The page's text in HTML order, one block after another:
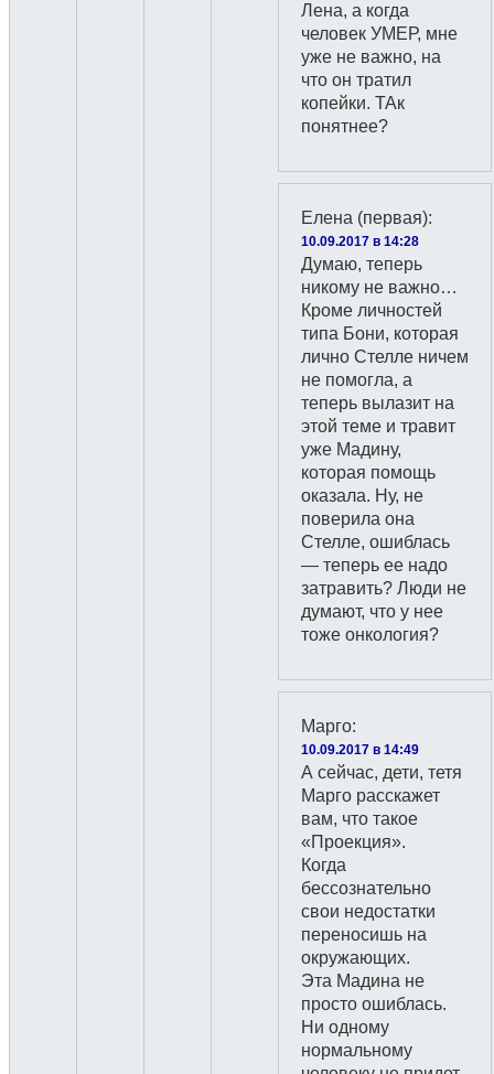
Лена, а когда
человек УМЕР, мне
уже не важно, на
что он тратил
копейки. ТАк
понятнее?
Елена (первая):
10.09.2017 в 14:28
Думаю, теперь
никому не важно…
Кроме личностей
типа Бони, которая
лично Стелле ничем
не помогла, а
теперь вылазит на
этой теме и травит
уже Мадину,
которая помощь
оказала. Ну, не
поверила она
Стелле, ошиблась
— теперь ее надо
затравить? Люди не
думают, что у нее
тоже онкология?
Марго:
10.09.2017 в 14:49
А сейчас, дети, тетя
Марго расскажет
вам, что такое
«Проекция».
Когда
бессознательно
свои недостатки
переносишь на
окружающих.
Эта Мадина не
просто ошиблась.
Ни одному
нормальному